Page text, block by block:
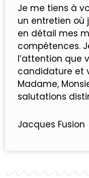
Je me tiens à
un entretien où
en détail mes
compétences.
l’attention que
candidature et
Madame,
salutations
Jacques Fusion